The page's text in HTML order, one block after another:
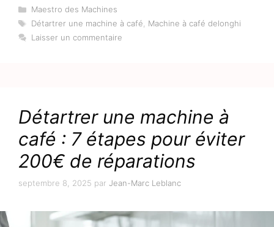
Catégories
Maestro des Machines
Étiquettes
Détartrer une machine à café
Machine à café delonghi
Laisser un commentaire
Détartrer une machine à
café : 7 étapes pour éviter
200€ de réparations
septembre 8, 2025 par Jean-Marc Leblanc